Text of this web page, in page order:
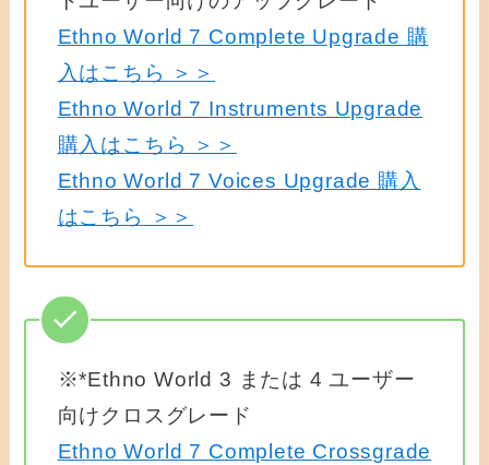
Ethno World 7 Complete Upgrade 購
入はこちら ＞＞
Ethno World 7 Instruments Upgrade
購入はこちら ＞＞
Ethno World 7 Voices Upgrade 購入
はこちら ＞＞
※*Ethno World 3 または 4 ユーザー
向けクロスグレード
Ethno World 7 Complete Crossgrade